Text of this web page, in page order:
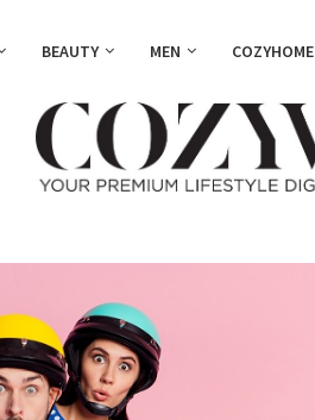
BEAUTY MEN COZYHOME